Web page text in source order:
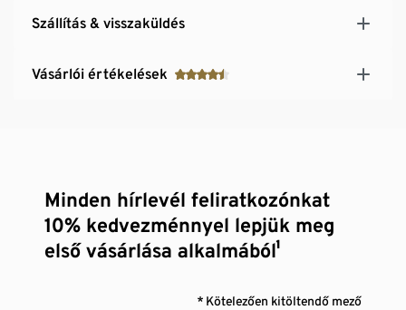
Szállítás & visszaküldés
Vásárlói értékelések
Minden hírlevél feliratkozónkat
10% kedvezménnyel lepjük meg
első vásárlása alkalmából¹
* Kötelezően kitöltendő mező